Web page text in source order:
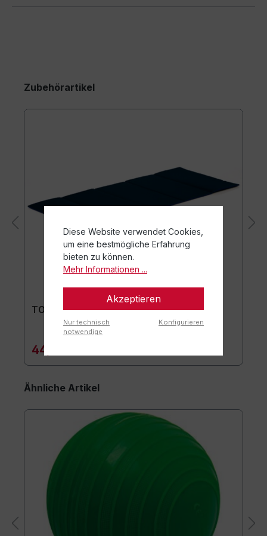
Zubehörartikel
TOGU Premium Easy Matte
44,90 €*
Ähnliche Artikel
Diese Website verwendet Cookies,
um eine bestmögliche Erfahrung
bieten zu können.
Mehr Informationen ...
Akzeptieren
Nur technisch
notwendige
Konfigurieren